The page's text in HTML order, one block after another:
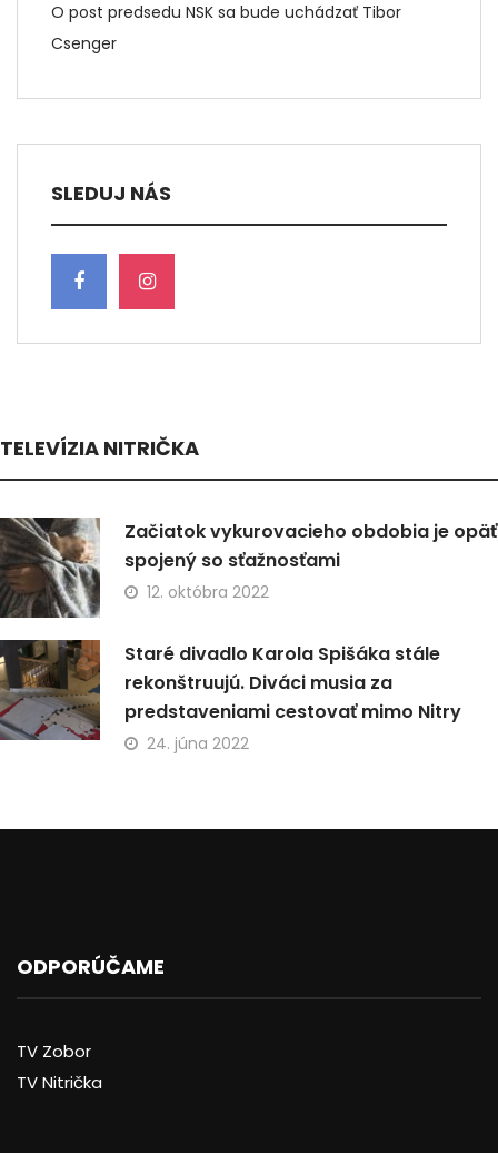
O post predsedu NSK sa bude uchádzať Tibor
Csenger
SLEDUJ NÁS
TELEVÍZIA NITRIČKA
Začiatok vykurovacieho obdobia je opäť
spojený so sťažnosťami
12. októbra 2022
Staré divadlo Karola Spišáka stále
rekonštruujú. Diváci musia za
predstaveniami cestovať mimo Nitry
24. júna 2022
ODPORÚČAME
TV Zobor
TV Nitrička